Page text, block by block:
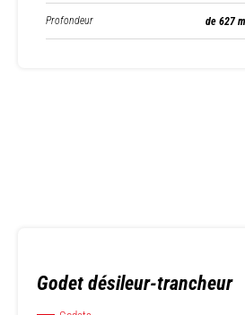
Profondeur de 627
Godet désileur-trancheur